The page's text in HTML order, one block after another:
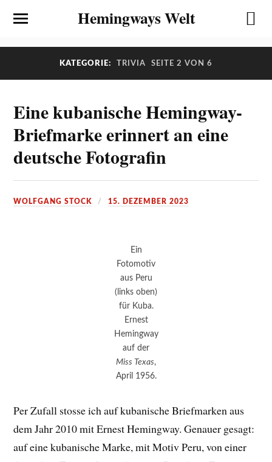
Hemingways Welt
KATEGORIE: TRIVIA SEITE 2 VON 6
Eine kubanische Hemingway-
Briefmarke erinnert an eine
deutsche Fotografin
WOLFGANG STOCK 15. DEZEMBER 2023
Ein
Fotomotiv
aus Peru
(links oben)
für Kuba.
Ernest
Hemingway
auf der
Miss Texas,
April 1956.
Per Zufall stosse ich auf kubanische Briefmarken aus
dem Jahr 2010 mit Ernest Hemingway. Genauer gesagt:
auf eine kubanische Marke, mit Motiv Peru, von einer